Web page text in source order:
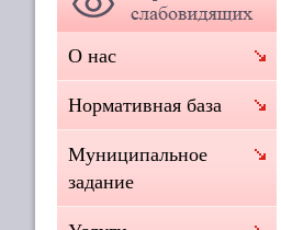
О нас
Нормативная база
Муниципальное
задание